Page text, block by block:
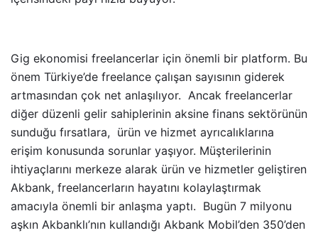
Gig ekonomisi freelancerlar için önemli bir platform. Bu
önem Türkiye’de freelance çalışan sayısının giderek
artmasından çok net anlaşılıyor. Ancak freelancerlar
diğer düzenli gelir sahiplerinin aksine finans sektörünün
sunduğu fırsatlara, ürün ve hizmet ayrıcalıklarına
erişim konusunda sorunlar yaşıyor. Müşterilerinin
ihtiyaçlarını merkeze alarak ürün ve hizmetler geliştiren
Akbank, freelancerların hayatını kolaylaştırmak
amacıyla önemli bir anlaşma yaptı. Bugün 7 milyonu
aşkın Akbanklı’nın kullandığı Akbank Mobil’den 350’den